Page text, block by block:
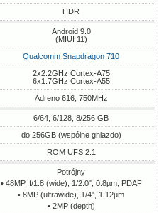
HDR
Android 9.0
(MIUI 11)
Qualcomm Snapdragon 710
2x2.2GHz Cortex-A75
6x1.7GHz Cortex-A55
Adreno 616, 750MHz
6/64, 6/128, 8/256 GB
do 256GB (wspólne gniazdo)
ROM UFS 2.1
Potrójny
• 48MP, f/1.8 (wide), 1/2.0", 0.8µm, PDAF
• 8MP (ultrawide), 1/4", 1.12µm
• 2MP (depth)